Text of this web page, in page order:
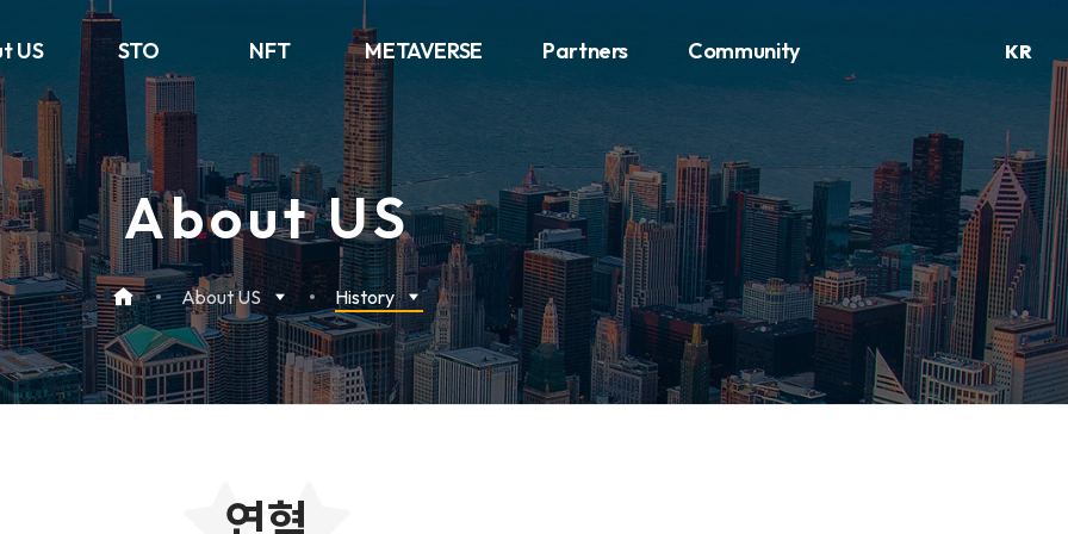
US STO NFT METAVERSE Partners Community KR
About US
About US History
연혁